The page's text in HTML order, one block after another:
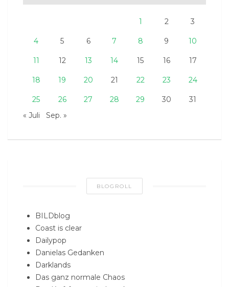
1 2 3
4 5 6 7 8 9 10
11 12 13 14 15 16 17
18 19 20 21 22 23 24
25 26 27 28 29 30
31
« Juli
Sep. »
BLOGROLL
BILDblog
Coast is clear
Dailypop
Danielas Gedanken
Darklands
Das ganz normale Chaos